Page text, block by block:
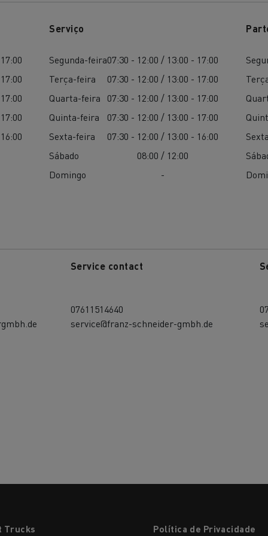
Serviço
Segunda-feira07:30 - 12:00 / 13:00 - 17:00
Terça-feira
07:30 - 12:00 / 13:00 - 17:00
Quarta-feira
07:30 - 12:00 / 13:00 - 17:00
Quinta-feira
07:30 - 12:00 / 13:00 - 17:00
Sexta-feira
07:30 - 12:00 / 13:00 - 16:00
Sábado
08:00 / 12:00
Domingo
-
Service contact
07611514640
service@franz-schneider-gmbh.de
Trucks Política de Privacidade